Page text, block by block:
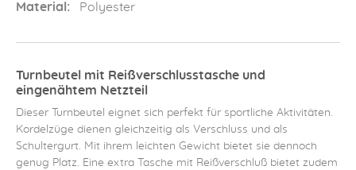
Material:
Polyester
Turnbeutel mit Reißverschlusstasche und
eingenähtem Netzteil
Dieser Turnbeutel eignet sich perfekt für sportliche Aktivitäten.
Kordelzüge dienen gleichzeitig als Verschluss und als
Schultergurt. Mit ihrem leichten Gewicht bietet sie dennoch
genug Platz. Eine extra Tasche mit Reißverschluß bietet zudem